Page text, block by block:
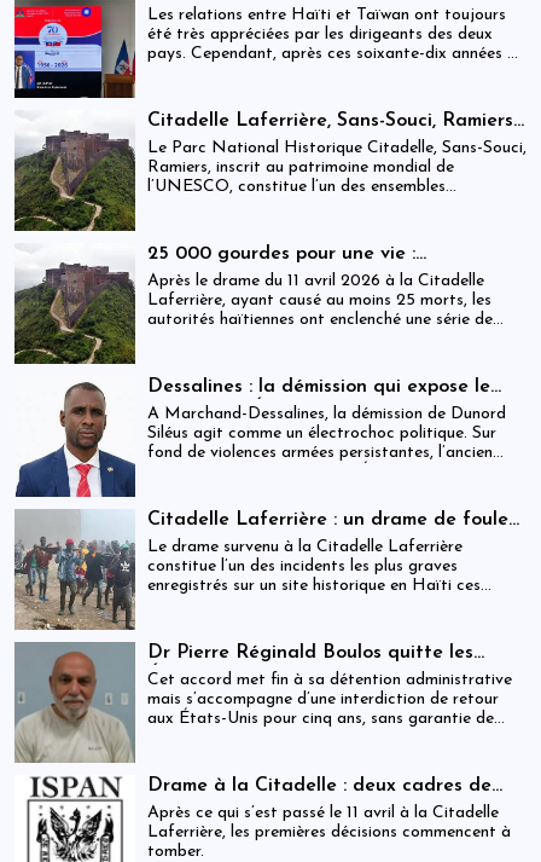
haïtiano-taïwanaises : entre dépendance
et ambiguïtés stratégiques
Les relations entre Haïti et Taïwan ont toujours
été très appréciées par les dirigeants des deux
pays. Cependant, après ces soixante-dix années de
objectifs de développement durable sur lesquels
Haïti devrait se fixer.
Citadelle Laferrière, Sans-Souci, Ramiers :
gouvernance absente d’un patrimoine
mondial sous pression structurelle
Le Parc National Historique Citadelle, Sans-Souci,
Ramiers, inscrit au patrimoine mondial de
l’UNESCO, constitue l’un des ensembles
déploie une réalité institutionnelle fragilisée par
l’absence prolongée de gouvernance effective.
25 000 gourdes pour une vie :
arrestations, révocations et démission
après le drame de la Citadelle
Après le drame du 11 avril 2026 à la Citadelle
Laferrière, ayant causé au moins 25 morts, les
autorités haïtiennes ont enclenché une série de
USD) par victime est maintenue, ravivant les
critiques sur la gestion des catastrophes publiques.
Dessalines : la démission qui expose le
silence de l’État
À Marchand-Dessalines, la démission de Dunord
Siléus agit comme un électrochoc politique. Sur
fond de violences armées persistantes, l’ancien
désormais les capacités locales.
Citadelle Laferrière : un drame de foule
ayant fait plus de 25 morts, enquête en
cours et zones d’ombre persistantes
Le drame survenu à la Citadelle Laferrière
constitue l’un des incidents les plus graves
enregistrés sur un site historique en Haïti ces
Dr Pierre Réginald Boulos quitte les
États-Unis pour la Colombie après un
accord migratoire
Cet accord met fin à sa détention administrative
mais s’accompagne d’une interdiction de retour
aux États-Unis pour cinq ans, sans garantie de
Drame à la Citadelle : deux cadres de
l’ISPAN et du MCC remerciés
Après ce qui s’est passé le 11 avril à la Citadelle
Laferrière, les premières décisions commencent à
tomber.